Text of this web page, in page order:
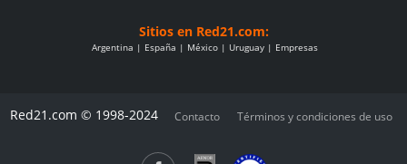
Sitios en Red21.com:
Argentina España México Uruguay Empresas
Red21.com © 1998-2024 Contacto Términos y condiciones de uso